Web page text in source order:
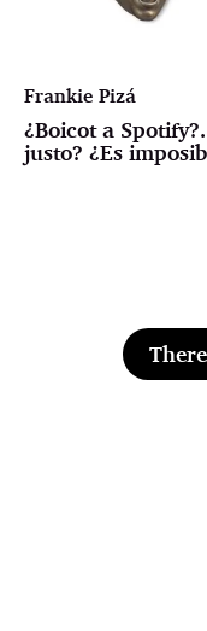
Frankie Pizá
¿Boicot a
justo? ¿Es